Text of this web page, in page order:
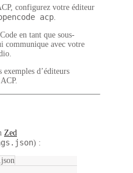
configurez votre éditeur
acp.
en tant que sous-
communique avec votre
exemples d’éditeurs
Zed
) :